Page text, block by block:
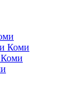
Коми
Коми